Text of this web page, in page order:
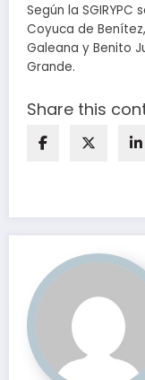
Según la
Coyuca de
Galeana y Benito
Grande.
Share this